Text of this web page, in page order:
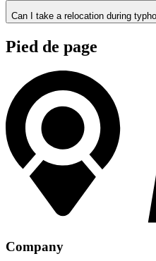
Can I take a relocation during
Pied de page
Company